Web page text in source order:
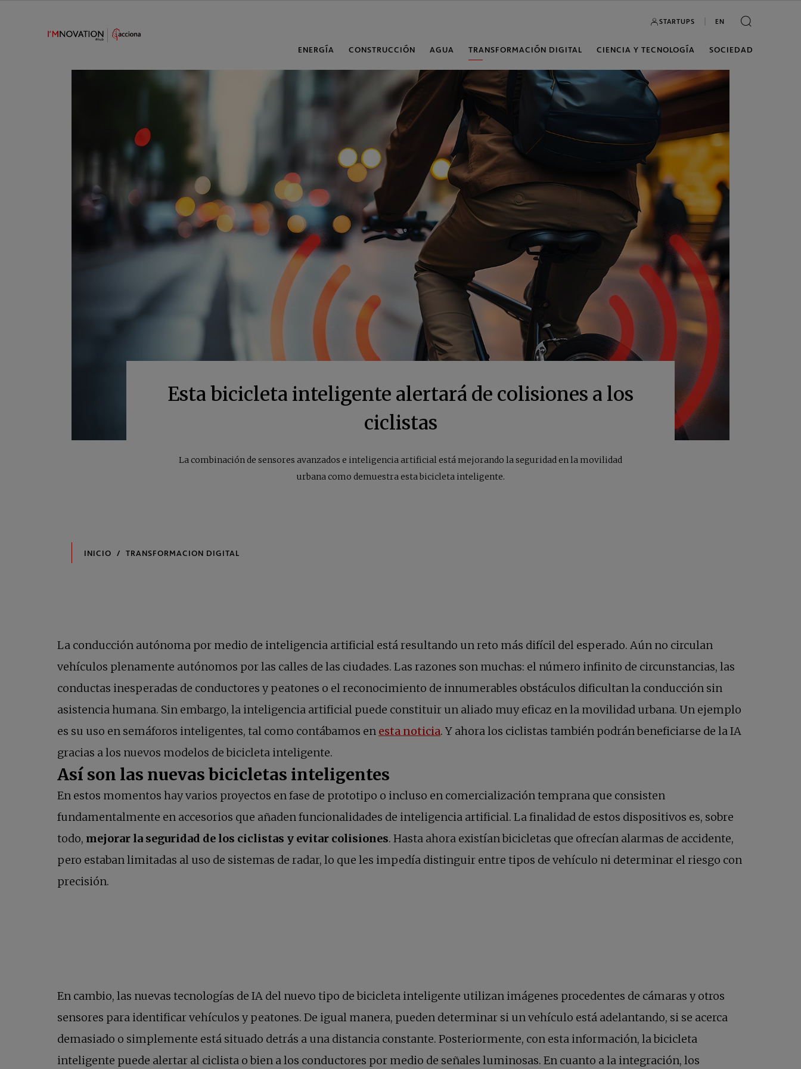
Esta bicicleta inteligente alertará de colisiones a los
ciclistas
La combinación de sensores avanzados e inteligencia artificial está mejorando la seguridad en la movilidad
urbana como demuestra esta bicicleta inteligente.
La conducción autónoma por medio de inteligencia artificial está resultando un reto más difícil del esperado. Aún no circulan
vehículos plenamente autónomos por las calles de las ciudades. Las razones son muchas: el número infinito de circunstancias, las
conductas inesperadas de conductores y peatones o el reconocimiento de innumerables obstáculos dificultan la conducción sin
asistencia humana. Sin embargo, la inteligencia artificial puede constituir un aliado muy eficaz en la movilidad urbana. Un ejemplo
es su uso en semáforos inteligentes, tal como contábamos en esta noticia se abre en una pestaña nueva
. Y ahora los ciclistas también podrán beneficiarse de la IA
gracias a los nuevos modelos de bicicleta inteligente.
Así son las nuevas bicicletas inteligentes
En estos momentos hay varios proyectos en fase de prototipo o incluso en comercialización temprana que consisten
fundamentalmente en accesorios que añaden funcionalidades de inteligencia artificial. La finalidad de estos dispositivos es, sobre
todo, mejorar la seguridad de los ciclistas y evitar colisiones. Hasta ahora existían bicicletas que ofrecían alarmas de accidente,
pero estaban limitadas al uso de sistemas de radar, lo que les impedía distinguir entre tipos de vehículo ni determinar el riesgo con
precisión.
En cambio, las nuevas tecnologías de IA del nuevo tipo de bicicleta inteligente utilizan imágenes procedentes de cámaras y otros
sensores para identificar vehículos y peatones. De igual manera, pueden determinar si un vehículo está adelantando, si se acerca
demasiado o simplemente está situado detrás a una distancia constante. Posteriormente, con esta información, la bicicleta
inteligente puede alertar al ciclista o bien a los conductores por medio de señales luminosas. En cuanto a la integración, los